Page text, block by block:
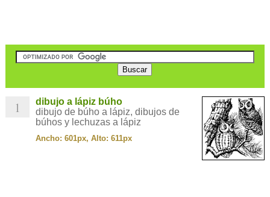
1
dibujo a lápiz búho
dibujo de búho a lápiz, dibujos de
búhos y lechuzas a lápiz
Ancho: 601px, Alto: 611px